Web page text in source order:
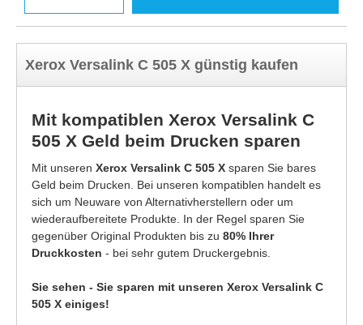
Xerox Versalink C 505 X günstig kaufen
Mit kompatiblen Xerox Versalink C
505 X Geld beim Drucken sparen
Mit unseren Xerox Versalink C 505 X sparen Sie bares
Geld beim Drucken. Bei unseren kompatiblen handelt es
sich um Neuware von Alternativherstellern oder um
wiederaufbereitete Produkte. In der Regel sparen Sie
gegenüber Original Produkten bis zu 80% Ihrer
Druckkosten - bei sehr gutem Druckergebnis.
Sie sehen - Sie sparen mit unseren Xerox Versalink C
505 X einiges!